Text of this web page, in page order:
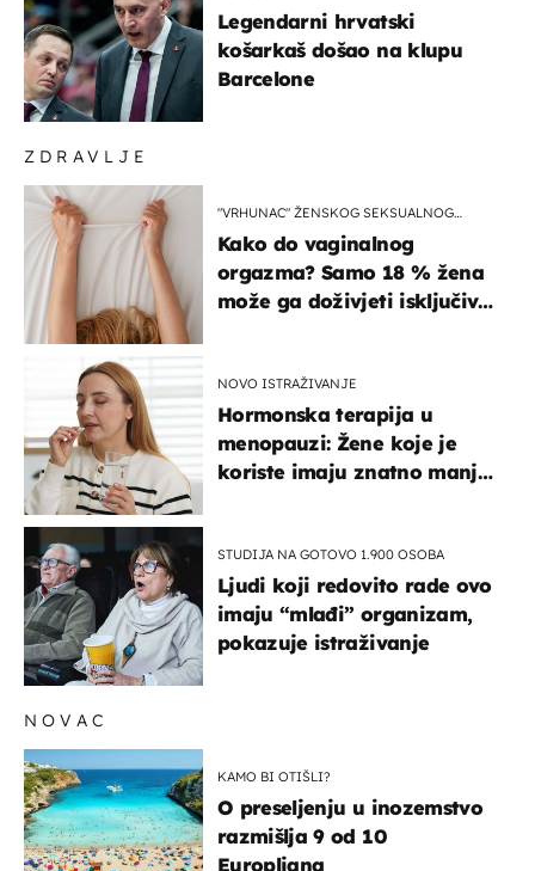
ZDRAVLJE
"VRHUNAC" ŽENSKOG SEKSUALNOG
Kako do vaginalnog
orgazma? Samo 18 % žena
može ga doživjeti isključivo
NOVO ISTRAŽIVANJE
Hormonska terapija u
menopauzi: Žene koje je
koriste imaju znatno manji
STUDIJA NA GOTOVO 1.900 OSOBA
Ljudi koji redovito rade ovo
imaju “mlađi” organizam,
pokazuje istraživanje
Legendarni hrvatski
košarkaš došao na klupu
Barcelone
NOVAC
KAMO BI OTIŠLI?
O preseljenju u inozemstvo
razmišlja 9 od 10
Europljana